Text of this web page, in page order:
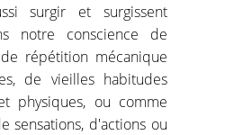
surgir et surgissent
notre conscience de
répétition mécanique
de vieilles habitudes
physiques, ou comme
sensations, d'actions ou